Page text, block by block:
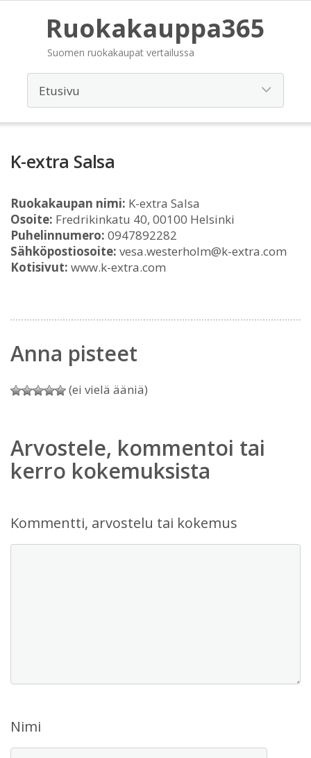
Ruokakauppa365
Suomen ruokakaupat vertailussa
K-extra Salsa
Ruokakaupan nimi: K-extra Salsa
Osoite: Fredrikinkatu 40, 00100 Helsinki
Puhelinnumero: 0947892282
Sähköpostiosoite: vesa.westerholm@k-extra.com
Kotisivut: www.k-extra.com
Anna pisteet
(ei vielä ääniä)
Arvostele, kommentoi tai
kerro kokemuksista
Kommentti, arvostelu tai kokemus
Nimi